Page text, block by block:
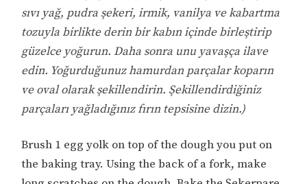
sıvı yağ, pudra şekeri, irmik, vanilya ve kabartma
tozuyla birlikte derin bir kabın içinde birleştirip
güzelce yoğurun. Daha sonra unu yavaşça ilave
edin. Yoğurduğunuz hamurdan parçalar koparın
ve oval olarak şekillendirin. Şekillendirdiğiniz
parçaları yağladığınız fırın tepsisine dizin.)
Brush 1 egg yolk on top of the dough you put on
the baking tray. Using the back of a fork, make